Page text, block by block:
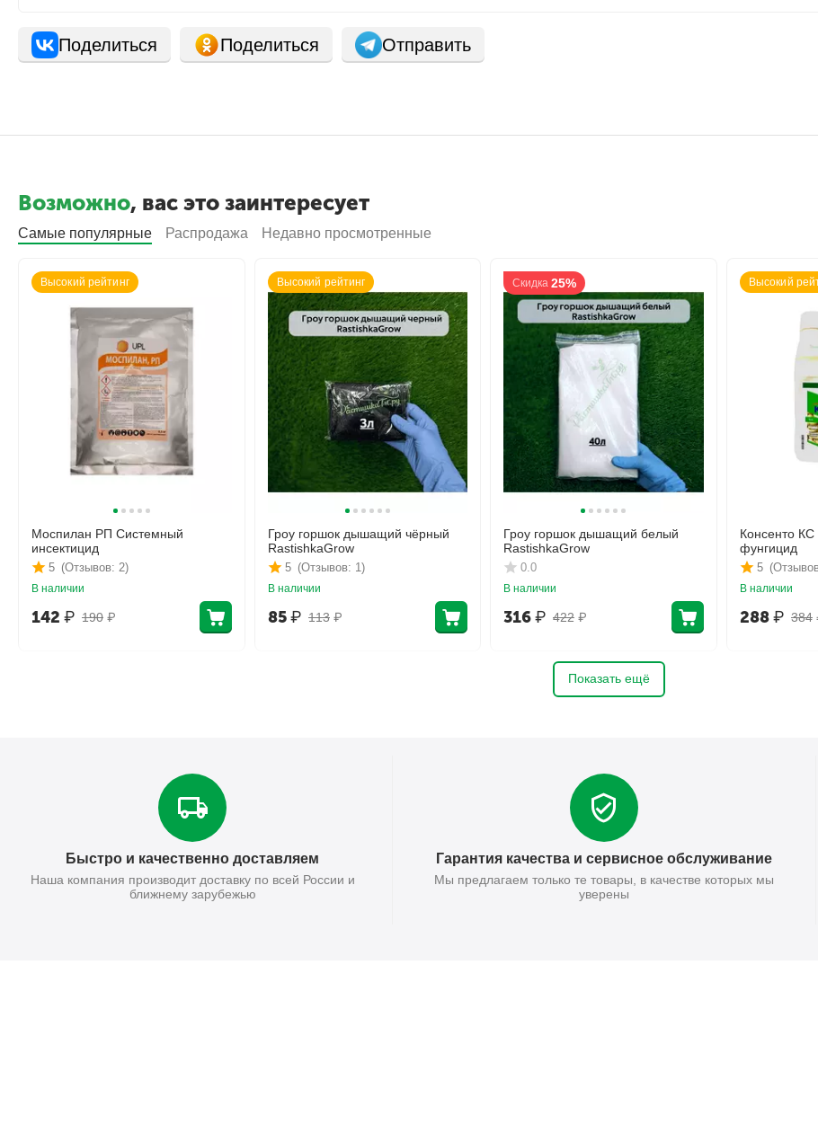
Поделиться Поделиться Отправить
Возможно, вас это заинтересует
Самые популярные Распродажа Недавно просмотренные
Высокий рейтинг
Моспилан РП Системный
инсектицид
(Отзывов: 2)
5
В наличии
190 ₽
142 ₽
Высокий рейтинг
Гроу горшок дышащий чёрный
RastishkaGrow
(Отзывов: 1)
5
В наличии
113 ₽
85 ₽
Скидка 25%
Гроу горшок дышащий белый
RastishkaGrow
0.0
В наличии
422 ₽
316₽
Высокий
Консенто
фунгицид
5
В наличии
384
288₽
Показать ещё
Быстро и качественно доставляем
Наша компания производит доставку по всей России и
ближнему зарубежью
Гарантия качества и сервисное обслуживание
Мы предлагаем только те товары, в качестве которых мы
уверены